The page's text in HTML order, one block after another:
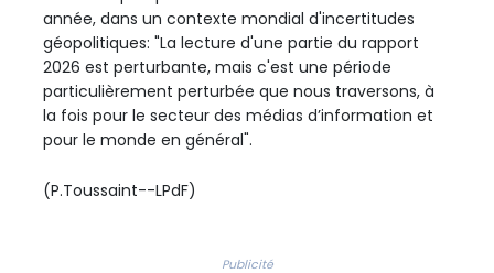
année, dans un contexte mondial d'incertitudes
géopolitiques: "La lecture d'une partie du rapport
2026 est perturbante, mais c'est une période
particulièrement perturbée que nous traversons, à
la fois pour le secteur des médias d’information et
pour le monde en général".
(P.Toussaint--LPdF)
Publicité